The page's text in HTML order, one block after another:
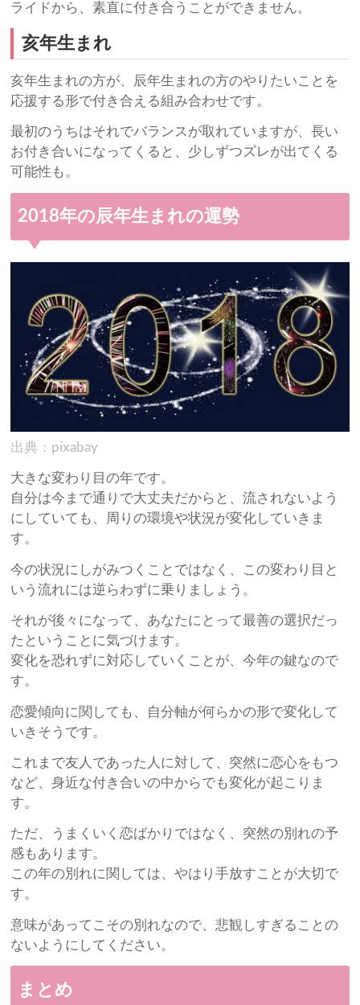
ライドから、素直に付き合うことができません。
亥年生まれ
亥年生まれの方が、辰年生まれの方のやりたいことを
応援する形で付き合える組み合わせです。
最初のうちはそれでバランスが取れていますが、長い
お付き合いになってくると、少しずつズレが出てくる
可能性も。
2018年の辰年生まれの運勢
出典：pixabay
大きな変わり目の年です。
自分は今まで通りで大丈夫だからと、流されないよう
にしていても、周りの環境や状況が変化していきま
す。
今の状況にしがみつくことではなく、この変わり目と
いう流れには逆らわずに乗りましょう。
それが後々になって、あなたにとって最善の選択だっ
たということに気づけます。
変化を恐れずに対応していくことが、今年の鍵なので
す。
恋愛傾向に関しても、自分軸が何らかの形で変化して
いきそうです。
これまで友人であった人に対して、突然に恋心をもつ
など、身近な付き合いの中からでも変化が起こりま
す。
ただ、うまくいく恋ばかりではなく、突然の別れの予
感もあります。
この年の別れに関しては、やはり手放すことが大切で
す。
意味があってこその別れなので、悲観しすぎることの
ないようにしてください。
まとめ